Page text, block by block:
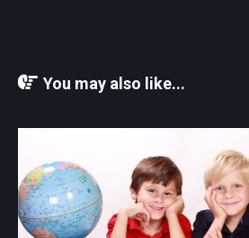
You may also like...